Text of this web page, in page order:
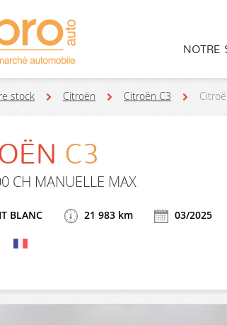
NOTRE
stock Citroën Citroën C3
C3
CH MANUELLE MAX
BLANC 21 983 km 03/2025